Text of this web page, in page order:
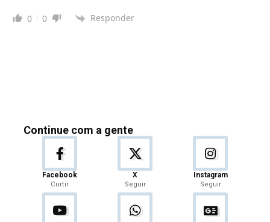
0 0 Responder
Continue com a gente
Facebook
Curtir
X
Seguir
Instagram
Seguir